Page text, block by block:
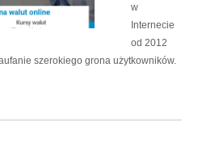
w
Internecie
od 2012
szerokiego grona użytkowników.